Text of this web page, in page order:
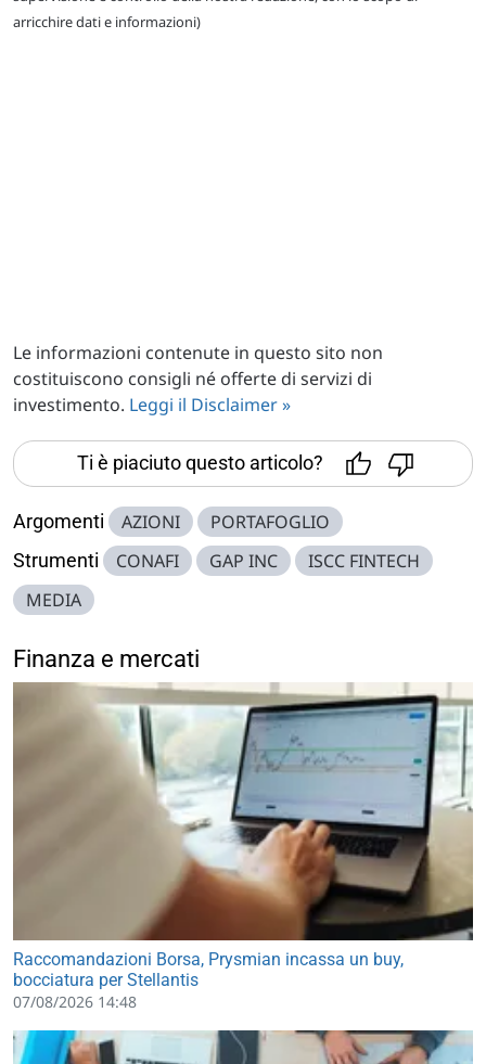
arricchire dati e informazioni)
Le informazioni contenute in questo sito non
costituiscono consigli né offerte di servizi di
investimento. Leggi il Disclaimer »
Ti è piaciuto questo articolo?
Argomenti AZIONI PORTAFOGLIO
Strumenti CONAFI GAP INC
ISCC FINTECH
MEDIA
Finanza e mercati
Raccomandazioni Borsa, Prysmian incassa un buy,
bocciatura per Stellantis
07/08/2026 14:48